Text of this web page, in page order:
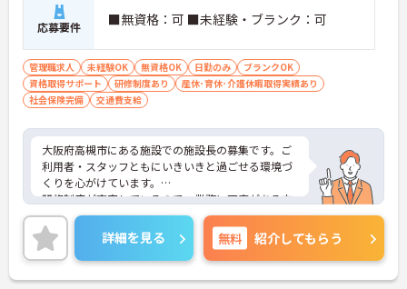
応募要件 ■無資格：可 ■未経験・ブランク：可
管理職求人 未経験OK 無資格OK 日勤のみ
ブランクOK
資格取得サポート
研修制度あり
産休･育休･介護休暇取得実績あり
社会保険完備
交通費支給
大阪府高槻市にある施設での施設長の募集です。ご
利用者・スタッフともにいきいきと過ごせる環境づ
くりを心がけています。
研修制度が充実しているので、業務に不安がある方
も安心して就業できます。施設づくりを行うやりが
いのあるお仕事です。
ご興味のある方には、面接対策ポイントなど、さら
に詳細をお話しいたしますのでお気軽にご相談くだ
さい！
詳細を見る 無料 紹介してもらう